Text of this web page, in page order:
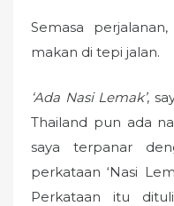
Semasa
makan di tepi jalan.
‘Ada Nasi Lemak’,
Thailand pun ada
saya terpanar
perkataan ‘Nasi
Perkataan itu